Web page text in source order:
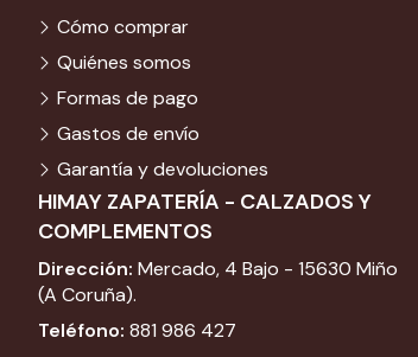
HIMAY ZAPATERÍA - CALZADOS Y
COMPLEMENTOS
Dirección: Mercado, 4 Bajo - 15630 Miño
(A Coruña).
Teléfono: 881 986 427
Cómo comprar
Quiénes somos
Formas de pago
Gastos de envío
Garantía y devoluciones